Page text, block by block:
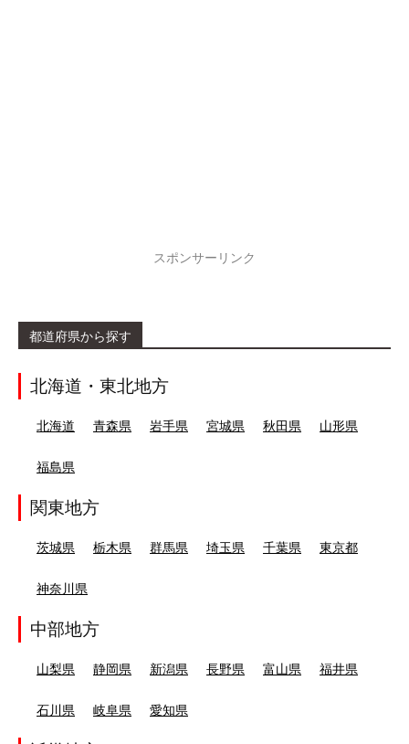
スポンサーリンク
都道府県から探す
北海道・東北地方
北海道 青森県 岩手県 宮城県 秋田県 山形県
福島県
関東地方
茨城県 栃木県 群馬県 埼玉県 千葉県 東京都
神奈川県
中部地方
山梨県 静岡県 新潟県 長野県 富山県 福井県
石川県 岐阜県 愛知県